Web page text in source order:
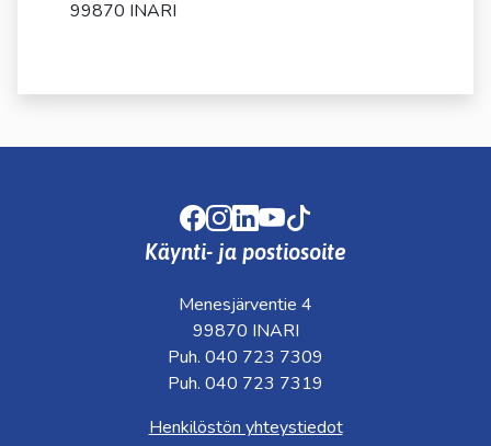
99870 INARI
Facebook
Instagram
LinkedIn
Youtube
Käynti- ja postiosoite
Menesjärventie 4
99870 INARI
Puh. 040 723 7309
Puh. 040 723 7319
Henkilöstön yhteystiedot